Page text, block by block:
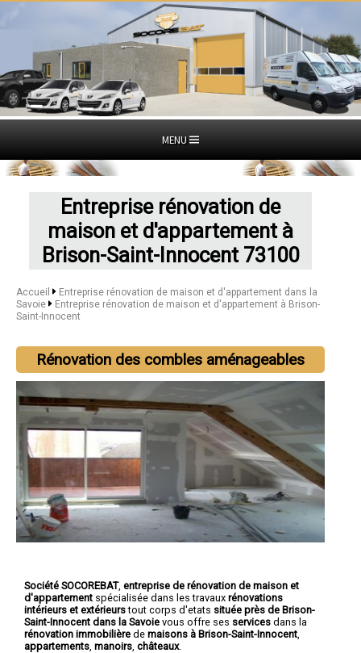
MENU
Entreprise rénovation de
maison et d'appartement à
Brison-Saint-Innocent 73100
Accueil
Entreprise rénovation de maison et d'appartement dans la
Savoie
Entreprise rénovation de maison et d'appartement à Brison-
Saint-Innocent
Rénovation des combles aménageables
Société SOCOREBAT, entreprise de rénovation de maison et
d'appartement spécialisée dans les travaux rénovations
intérieurs et extérieurstout corps d'etats située près de Brison-
Saint-Innocent dans la Savoie vous offre ses services dans la
rénovation immobilière de maisons à Brison-Saint-Innocent
appartements manoirs châteaux.